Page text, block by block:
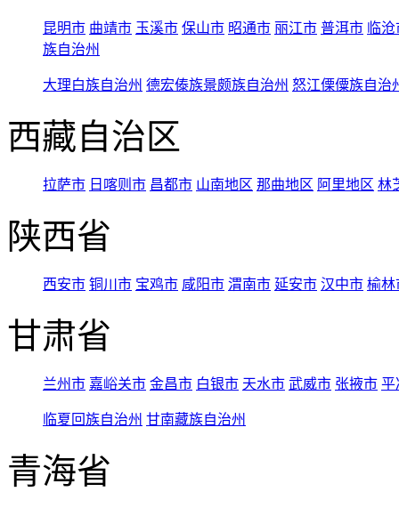
昆明市 曲靖市 玉溪市 保山市 昭通市 丽江市 普洱市 临
族自治州
大理白族自治州 德宏傣族景颇族自治州 怒江傈僳族自治
西藏自治区
拉萨市 日喀则市 昌都市 山南地区 那曲地区 阿里地区 林
陕西省
西安市 铜川市 宝鸡市 咸阳市 渭南市 延安市 汉中市 榆林
甘肃省
兰州市 嘉峪关市 金昌市 白银市 天水市 武威市 张掖市 平
临夏回族自治州 甘南藏族自治州
青海省